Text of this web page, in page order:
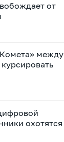
от
между
охотятся